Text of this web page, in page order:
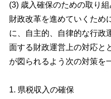
(3) 歳入確保のための取り組
財政改革を進めていくため
に、自主的、自律的な行政
面する財政運営上の対応と
が図られるよう次の対策を
1. 県税収入の確保